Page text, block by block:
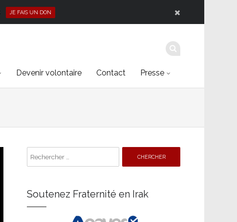
JE FAIS UN DON
Devenir volontaire Contact Presse
Soutenez Fraternité en Irak